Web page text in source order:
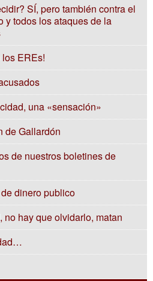
SÍ, pero también contra el
y todos los ataques de la
EREs!
una «sensación»
de Gallardón
de nuestros boletines de
dinero publico
no hay que olvidarlo, matan